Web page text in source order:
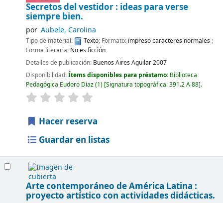
Secretos del vestidor : ideas para verse
siempre bien.
por Aubele, Carolina
Tipo de material: Texto; Formato: impreso caracteres normales ;
Forma literaria: No es ficción
Detalles de publicación: Buenos Aires Aguilar2007
Disponibilidad:Ítems disponibles para préstamo: Biblioteca
Pedagógica Eudoro Díaz(1) Signatura topográfica:391.2 A 88 .
Hacer reserva
Guardar en listas
Arte contemporáneo de América Latina :
proyecto artístico con actividades didácticas.